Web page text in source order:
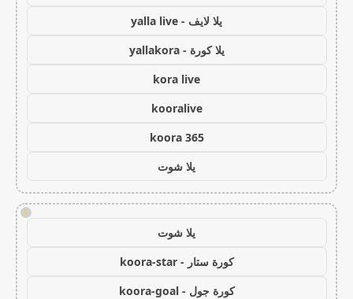
يلا لايف - yalla live
يلا كورة - yallakora
kora live
kooralive
koora 365
يلا شوت
!
يلا شوت
كورة ستار - koora-star
كورة جول - koora-goal